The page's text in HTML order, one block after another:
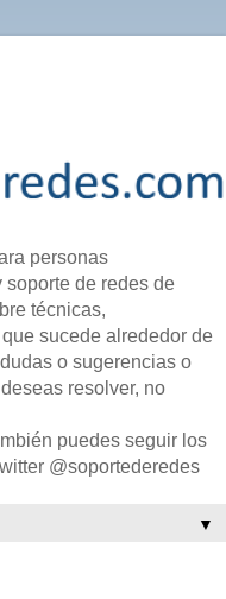
personas
de redes de
técnicas,
sucede alrededor de
o sugerencias o
resolver, no
puedes seguir los
@soportederedes
▼